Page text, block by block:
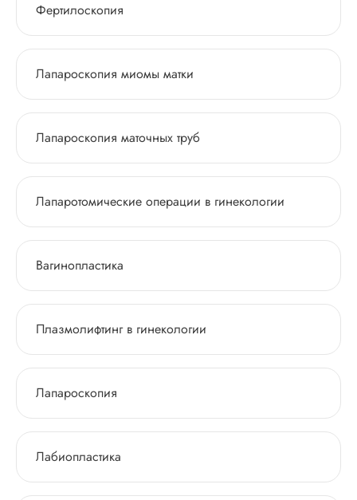
Фертилоскопия
Лапароскопия миомы матки
Лапароскопия маточных труб
Лапаротомические операции в гинекологии
Вагинопластика
Плазмолифтинг в гинекологии
Лапароскопия
Лабиопластика